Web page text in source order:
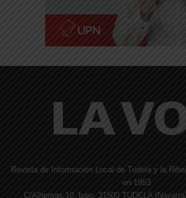
Revista de Información Local de Tudela y la
en 1953
C/Alhemas 10, bajo. 31500 TUDELA